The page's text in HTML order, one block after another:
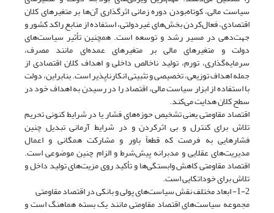
سیاست مالی، کوتاه‌بودن دوره زمانی اثرگذاری آن‌ها بر متغیرهای کلان
اقتصادی، فعال‌کردن بخش‌های غیردولتی، استفاده از منابع راکد کشور و
جهت‌دهی در مسیر رشد و توسعه است. همچنین تأثیر سیاست‌های
دولت و متغیرهای مالی بر متغیرهای عمده‌ای مانند مصرف،
سرمایه‌گذاری، تورم، تولید ناخالص داخلی و اهداف کلان اقتصادی از
جمله اهداف توزیعی، تخصیصی و تثبیتی انکارناپذیر است. بنابراین، دولت
با استفاده از ابزار سیاست مالی، اقتصاد را در رسیدن به اهداف خود در
سطح کلان هدایت می‌کند.
اقتصاد مقاومتی یعنی تشخیص حوزه‌های فشار یا در شرایط کنونی تحریم
تلاش برای کنترل و بی اثرکردن و در شرایط آرمانی تبدیل چنین
فشارهایی به فرصت که قطعاً باور و مشارکت همگانی و اعمال
مدیریت‌های عقلایی و مدبرانه پیش‌شرط و الزام چنین موضوعی است.
اقتصاد مقاومتی کاهش وابستگی‌ها و تأکید روی مزیت‌های تولید داخل و
تلاش برای خوداتکایی است.
1-2- ابعاد مختلف نقش سیاست‌های پولی و بانکی در اقتصاد مقاومتی
مجموعه سیاست‌های اقتصاد مقاومتی مانند یک بسته هماهنگ است و